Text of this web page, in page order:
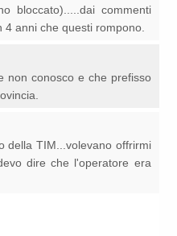
bloccato).....dai commenti
anni che questi rompono.
non conosco e che prefisso
della TIM...volevano offrirmi
dire che l'operatore era